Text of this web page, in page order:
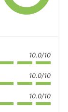
10.0/10
10.0/10
10.0/10